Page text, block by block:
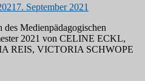
7. September 2021
Medienpädagogischen
2021 von CELINE ECKL,
REIS, VICTORIA SCHWOPE